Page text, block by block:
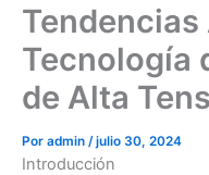
Tecnología
de Alta
Por admin /julio 30, 2024
Introducción